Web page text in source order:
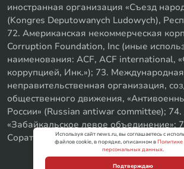
иностранная организация «Съезд
(Kongres Deputowanych Ludowych),
72. Американская некоммерческая
Corruption Foundation, Inc (иные
наименования: ACF, ACF international,
коррупцией, Инк.»); 73. Международная
неправительственная организация,
общественного движения,
России» (Russian antiwar committee);
«Забайкальское левое объединение»;
Соратники с Уфы»Используя сайт news.ru, вы соглашаетесь с
файлов cookie, в порядке, описанном вПолитике
персональных данных.
Подтверждаю